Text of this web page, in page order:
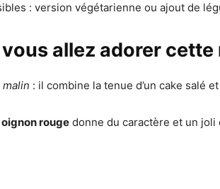
: version végétarienne ou ajout de
allez adorer
: il combine la tenue d’un cake salé
rouge donne du caractère et un joli